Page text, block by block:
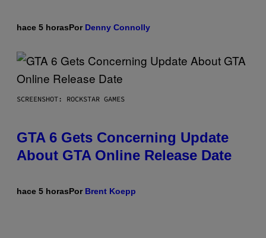
hace 5 horasPor Denny Connolly
SCREENSHOT: ROCKSTAR GAMES
GTA 6 Gets Concerning Update
About GTA Online Release Date
hace 5 horasPor Brent Koepp